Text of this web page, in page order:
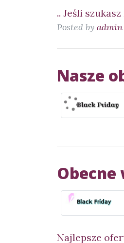
.. Jeśli
Posted by admin
Nasze
Najlepsze